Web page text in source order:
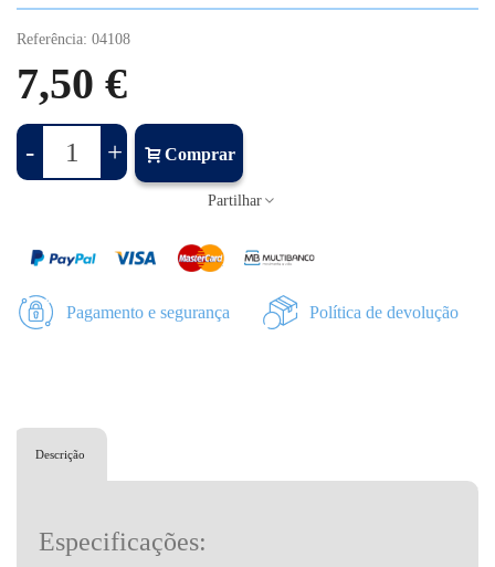
Referência: 04108
7,50 €
- + Comprar
Partilhar
Pagamento e segurança Política de devolução
Descrição
Especificações: